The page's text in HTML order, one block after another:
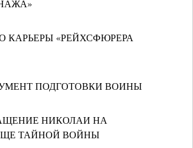
КАРЬЕРЫ «РЕЙХСФЮРЕРА
ПОДГОТОВКИ ВОИНЫ
НИКОЛАИ НА
ТАЙНОЙ ВОЙНЫ